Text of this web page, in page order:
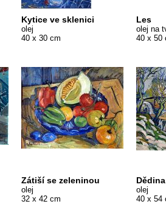
Kytice ve sklenici
olej
40 x 30 cm
Les
olej na
40 x 50
Zátiší se zeleninou
olej
32 x 42 cm
Dědina
olej
40 x 54